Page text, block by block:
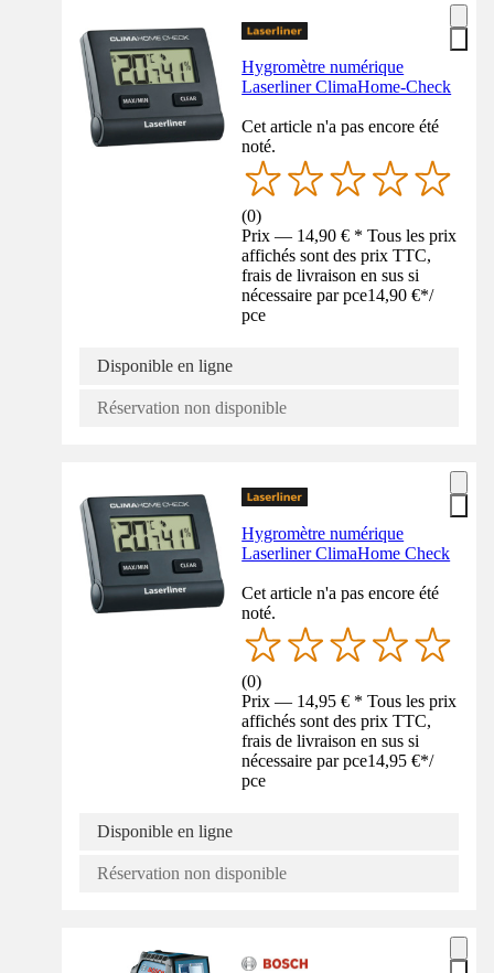
Hygromètre numérique
Laserliner ClimaHome-Check
Cet article n'a pas encore été
noté.
(0)
Prix — 14,90 € * Tous les prix
affichés sont des prix TTC,
frais de livraison en sus si
nécessaire par pce14,90 €*/
pce
Disponible en ligne
Réservation non disponible
Hygromètre numérique
Laserliner ClimaHome Check
Cet article n'a pas encore été
noté.
(0)
Prix — 14,95 € * Tous les prix
affichés sont des prix TTC,
frais de livraison en sus si
nécessaire par pce14,95 €*/
pce
Disponible en ligne
Réservation non disponible